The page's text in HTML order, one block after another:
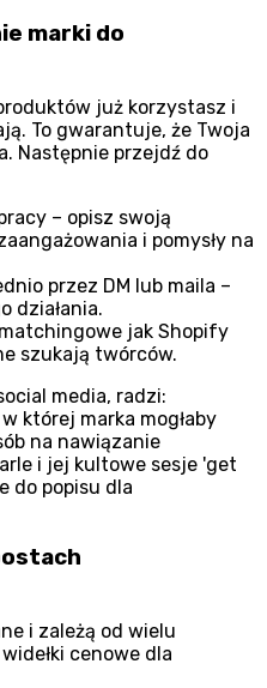
marki do
już korzystasz i
To gwarantuje, że Twoja
Następnie przejdź do
– opisz swoją
i pomysły na
przez DM lub maila –
działania.
jak Shopify
szukają twórców.
media, radzi:
której marka mogłaby
na nawiązanie
i jej kultowe sesje 'get
do popisu dla
i zależą od wielu
cenowe dla